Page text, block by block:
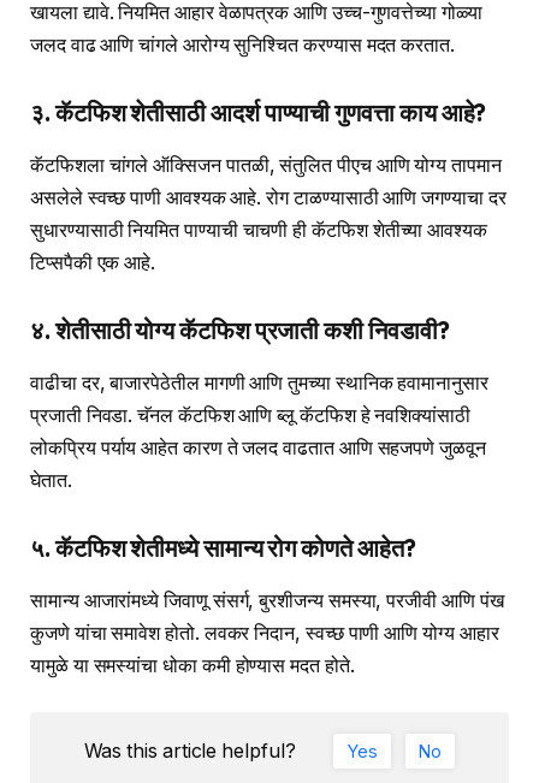
खायला द्यावे. नियमित आहार वेळापत्रक आणि उच्च-गुणवत्तेच्या गोळ्या
जलद वाढ आणि चांगले आरोग्य सुनिश्चित करण्यास मदत करतात.
३. कॅटफिश शेतीसाठी आदर्श पाण्याची गुणवत्ता काय आहे?
कॅटफिशला चांगले ऑक्सिजन पातळी, संतुलित पीएच आणि योग्य तापमान
असलेले स्वच्छ पाणी आवश्यक आहे. रोग टाळण्यासाठी आणि जगण्याचा दर
सुधारण्यासाठी नियमित पाण्याची चाचणी ही कॅटफिश शेतीच्या आवश्यक
टिप्सपैकी एक आहे.
४. शेतीसाठी योग्य कॅटफिश प्रजाती कशी निवडावी?
वाढीचा दर, बाजारपेठेतील मागणी आणि तुमच्या स्थानिक हवामानानुसार
प्रजाती निवडा. चॅनल कॅटफिश आणि ब्लू कॅटफिश हे नवशिक्यांसाठी
लोकप्रिय पर्याय आहेत कारण ते जलद वाढतात आणि सहजपणे जुळवून
घेतात.
५. कॅटफिश शेतीमध्ये सामान्य रोग कोणते आहेत?
सामान्य आजारांमध्ये जिवाणू संसर्ग, बुरशीजन्य समस्या, परजीवी आणि पंख
कुजणे यांचा समावेश होतो. लवकर निदान, स्वच्छ पाणी आणि योग्य आहार
यामुळे या समस्यांचा धोका कमी होण्यास मदत होते.
Was this article helpful? Yes No